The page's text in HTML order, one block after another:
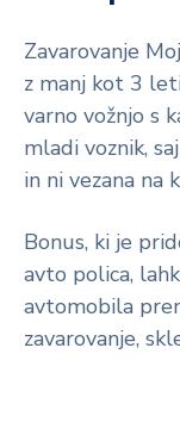
Zavarovanje
z manj kot 3
varno vožnjo s
mladi voznik,
in ni vezana na
Bonus, ki je
avto polica,
avtomobila
zavarovanje,